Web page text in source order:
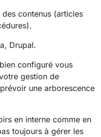
contenus (articles
Drupal.
configuré vous
gestion de
une arborescence
en interne comme en
toujours à gérer les